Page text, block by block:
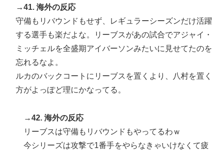
→41. 海外の反応
守備もリバウンドもせず、レギュラーシーズンだけ活躍
する選手も楽だよな。リーブスがあの試合でアジャイ・
ミッチェルを全盛期アイバーソンみたいに見せてたのを
忘れるなよ。
ルカのバックコートにリーブスを置くより、八村を置く
方がよっぽど理にかなってる。
→42. 海外の反応
リーブスは守備もリバウンドもやってるわｗ
今シリーズは攻撃で1番手をやらなきゃいけなくて疲